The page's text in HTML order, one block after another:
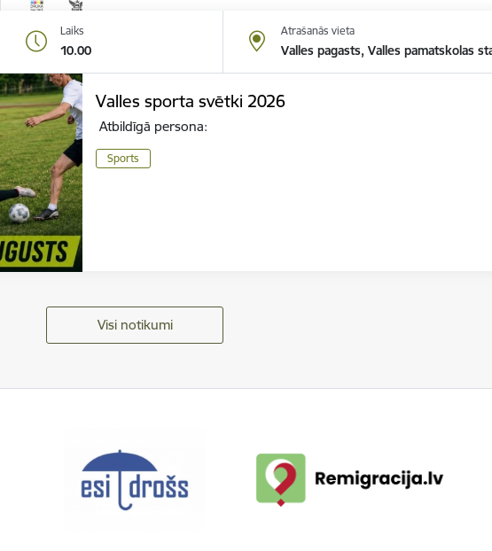
Laiks
10.00
Atrašanās vieta
Valles pagasts, Valles pamatskolas
Valles sporta svētki 2026
Atbildīgā persona:
Sports
Visi notikumi